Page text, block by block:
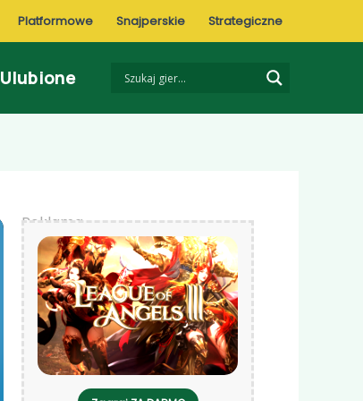
Platformowe Snajperskie Strategiczne
Ulubione
Reklama